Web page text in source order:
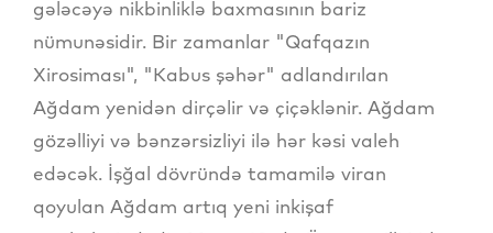
gələcəyə nikbinliklə baxmasının bariz
nümunəsidir. Bir zamanlar "Qafqazın
Xirosiması", "Kabus şəhər" adlandırılan
Ağdam yenidən dirçəlir və çiçəklənir. Ağdam
gözəlliyi və bənzərsizliyi ilə hər kəsi valeh
edəcək. İşğal dövründə tamamilə viran
qoyulan Ağdam artıq yeni inkişaf